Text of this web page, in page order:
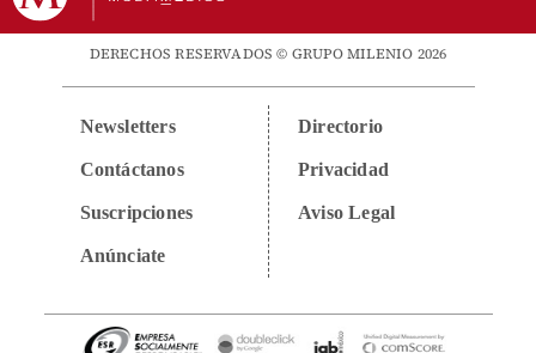
DERECHOS RESERVADOS © GRUPO MILENIO 2026
Newsletters
Contáctanos
Suscripciones
Anúnciate
Directorio
Privacidad
Aviso Legal